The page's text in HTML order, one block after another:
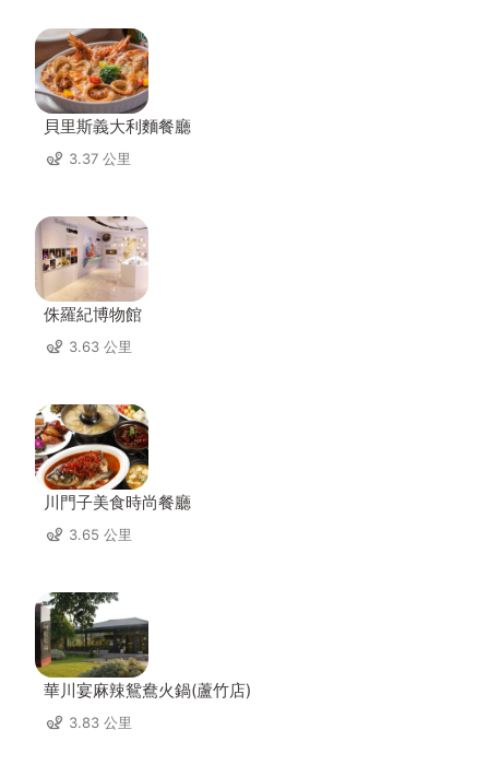
貝里斯義大利麵餐廳
3.37 公里
侏羅紀博物館
3.63 公里
川門子美食時尚餐廳
3.65 公里
華川宴麻辣鴛鴦火鍋(蘆竹店)
3.83 公里